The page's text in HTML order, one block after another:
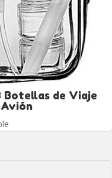
Botellas de Viaje